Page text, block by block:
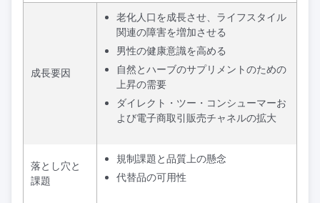
成長要因
老化人口を成長させ、ライフスタイル
関連の障害を増加させる
男性の健康意識を高める
自然とハーブのサプリメントのための
上昇の需要
ダイレクト・ツー・コンシューマーお
よび電子商取引販売チャネルの拡大
落とし穴と
課題
規制課題と品質上の懸念
代替品の可用性